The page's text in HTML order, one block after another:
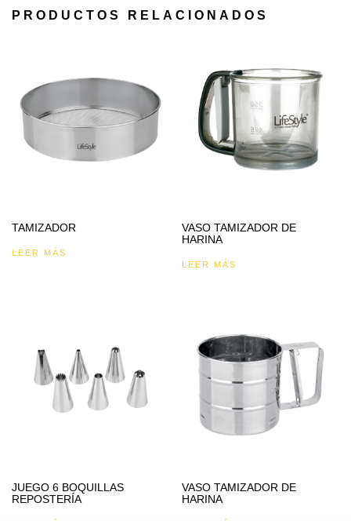
PRODUCTOS RELACIONADOS
TAMIZADOR
LEER MÁS
VASO TAMIZADOR DE
HARINA
LEER MÁS
JUEGO 6 BOQUILLAS
REPOSTERÍA
VASO TAMIZADOR DE
HARINA